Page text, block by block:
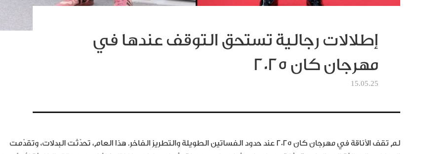
إطلالات رجالية تستحق التوقف عندها في
مهرجان كان ٢٠٢٥
15.05.25
لم تقف الأناقة في مهرجان كان 2025 عند حدود الفساتين الطويلة والتطريز الفاخر. هذا العام، تحدّثت البدلات، وتقدّمت